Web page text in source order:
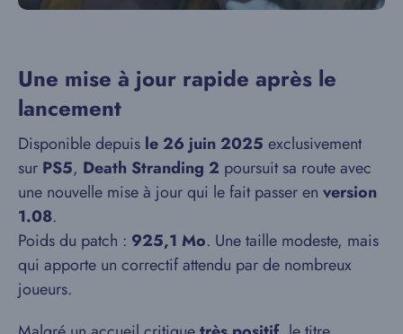
Une mise à jour rapide après le
lancement
Disponible depuis le 26 juin 2025 exclusivement
sur PS5, Death Stranding 2 poursuit sa route avec
une nouvelle mise à jour qui le fait passer en version
1.08.
Poids du patch : 925,1 Mo. Une taille modeste, mais
qui apporte un correctif attendu par de nombreux
joueurs.